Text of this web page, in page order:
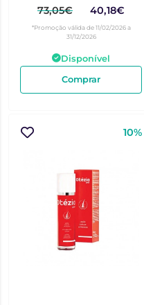
73,05€ 40,18€
*Promoção válida de 11/02/2026 a
31/12/2026
Disponível
Comprar
10%